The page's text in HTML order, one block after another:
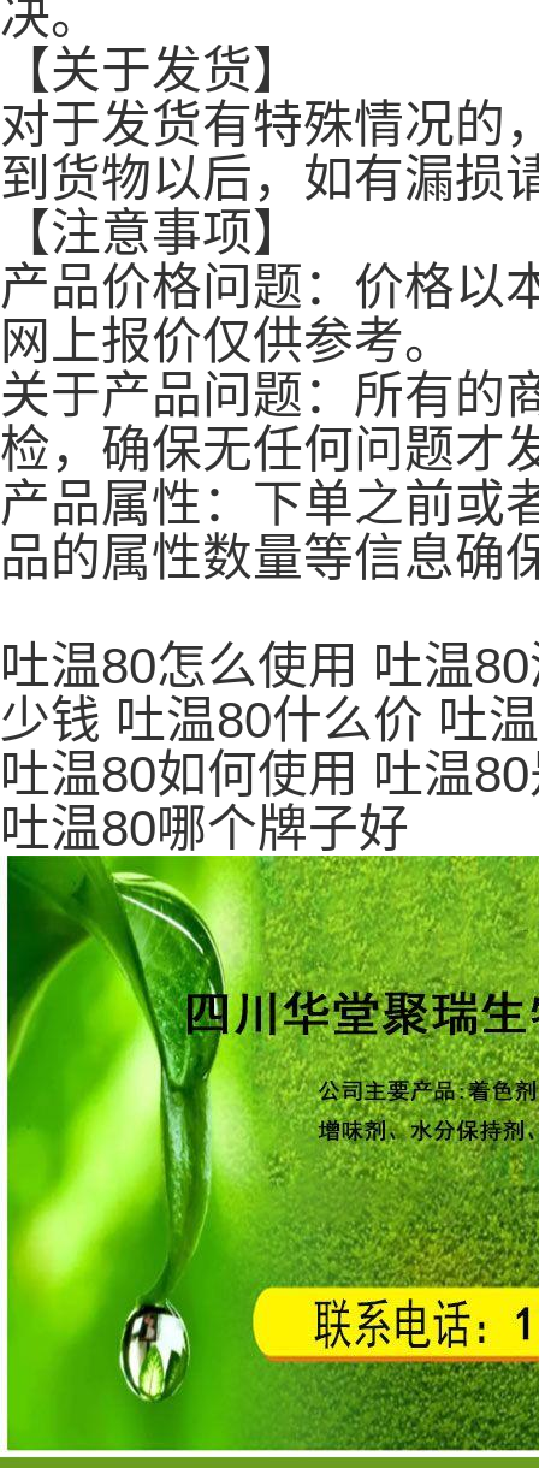
决。
【关于发货】
对于发货有特殊情况的
到货物以后，如有漏损
【注意事项】
产品价格问题：价格以
网上报价仅供参考。
关于产品问题：所有的
检，确保无任何问题才
产品属性：下单之前或
品的属性数量等信息确
吐温80怎么使用 吐温
少钱 吐温80什么价 吐
吐温80如何使用 吐温
吐温80哪个牌子好